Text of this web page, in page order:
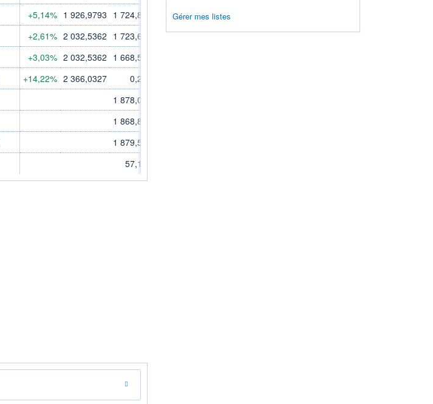
+5,14% 1 926,9793 1 724,8356
+2,61% 2 032,5362 1 723,6164
+3,03% 2 032,5362 1 668,5157
+14,22% 2 366,0327
0,2154
1 878,0302
1 868,8909
1 879,5595
57,1200
Gérer mes listes